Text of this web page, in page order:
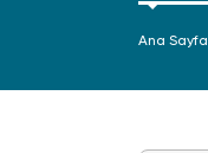
Ana Sayfa